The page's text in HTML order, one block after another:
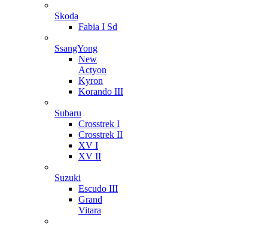
Skoda
Fabia I Sd
SsangYong
New
Actyon
Kyron
Korando III
Subaru
Crosstrek I
Crosstrek II
XV I
XV II
Suzuki
Escudo III
Grand
Vitara